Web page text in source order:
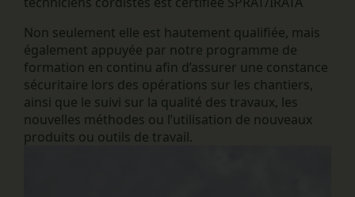
Non seulement elle est hautement qualifiée, mais
également appuyée par notre programme de
formation en continu afin d’assurer une constance
sécuritaire lors des opérations sur les chantiers,
ainsi que le suivi sur la qualité des travaux, les
nouvelles méthodes ou l’utilisation de nouveaux
produits ou outils de travail.